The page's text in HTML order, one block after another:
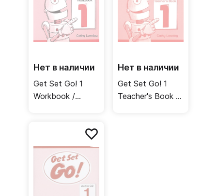
Нет в наличии
Get Set Go! 1
Workbook /
Нет в наличии
Get Set Go! 1
Teacher's Book /